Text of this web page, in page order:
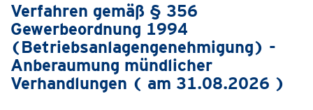
Verfahren gemäß § 356
Gewerbeordnung 1994
(Betriebsanlagengenehmigung) -
Anberaumung mündlicher
Verhandlungen ( am 31.08.2026 )